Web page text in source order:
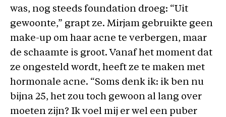
was, nog steeds foundation droeg: “Uit
gewoonte,” grapt ze. Mirjam gebruikte geen
make-up om haar acne te verbergen, maar
de schaamte is groot. Vanaf het moment dat
ze ongesteld wordt, heeft ze te maken met
hormonale acne. “Soms denk ik: ik ben nu
bijna 25, het zou toch gewoon al lang over
moeten zijn? Ik voel mij er wel een puber